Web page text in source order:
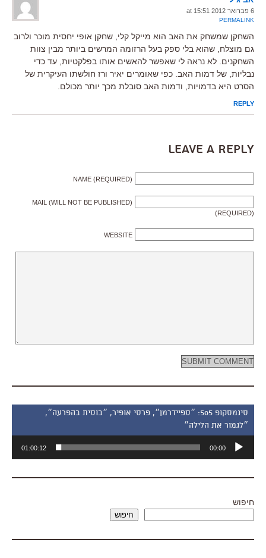
6 פברואר 2012 at 15:51
PERMALINK
השחקן שמשחק את האב הוא מייקל קלי, שחקן אופי יחסית מוכר ולרוב
גם מוצלח, שהוא בלי ספק בעל הרזומה המרשים ביותר מבין צוות
השחקנים. לא נראה לי שאפשר להאשים אותו בפלקטיות, עד כדי
נבליות, של דמות האב. כפי שאומרים יאיר ורז חולשתו העיקרית של
הסרט היא בדמויות, ודמות האב סובלת מכך יותר מכולם.
REPLY
Leave a Reply
NAME (REQUIRED)
MAIL (WILL NOT BE PUBLISHED)
(REQUIRED)
WEBSITE
סינמסקופ 505: ״ספיידרמן״, פרסי אופיר, ״בוסית בהפרעה״,
״לגמור את הלילה״
אודיו
00:00
01:00:12
חיפוש
חיפוש